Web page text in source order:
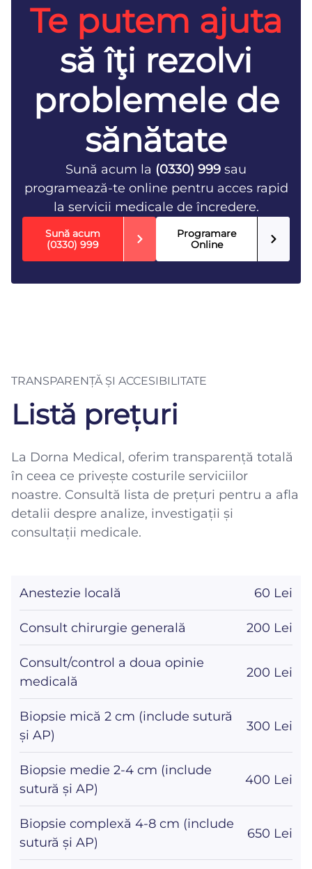
Te putem ajuta
să îţi rezolvi
problemele de
sănătate
Sună acum la (0330) 999 sau
programează-te online pentru acces rapid
la servicii medicale de încredere.
Sună acum
(0330) 999
Programare
Online
TRANSPARENȚĂ ȘI ACCESIBILITATE
Listă prețuri
La Dorna Medical, oferim transparență totală
în ceea ce privește costurile serviciilor
noastre. Consultă lista de prețuri pentru a afla
detalii despre analize, investigații și
consultații medicale.
Anestezie locală 60 Lei
Consult chirurgie generală 200 Lei
Consult/control a doua opinie
medicală
200 Lei
Biopsie mică 2 cm (include sutură
și AP)
300 Lei
Biopsie medie 2-4 cm (include
sutură și AP)
400 Lei
Biopsie complexă 4-8 cm (include
sutură și AP)
650 Lei